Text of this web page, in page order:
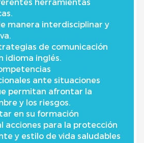
manera interdisciplinar y
de comunicación
idioma inglés.
ante situaciones
permitan afrontar la
y los riesgos.
en su formación
acciones para la protección
y estilo de vida saludables